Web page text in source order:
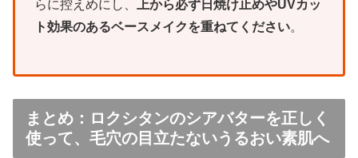
らに控えめにし、
上から必ず日焼け止めやUVカッ
ト効果のあるベースメイクを重ねてください。
まとめ：ロクシタンのシアバターを正しく
使って、毛穴の目立たないうるおい素肌へ